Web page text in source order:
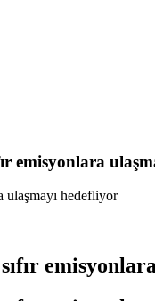
emisyonlara